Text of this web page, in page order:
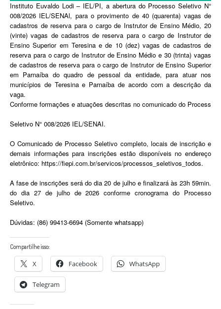
Instituto Euvaldo Lodi – IEL/PI, a abertura do Processo Seletivo N°
008/2026 IEL/SENAl, para o provimento de 40 (quarenta) vagas de
cadastros de reserva para o cargo de Instrutor de Ensino Médio, 20
(vinte) vagas de cadastros de reserva para o cargo de Instrutor de
Ensino Superior em Teresina e de 10 (dez) vagas de cadastros de
reserva para o cargo de Instrutor de Ensino Médio e 30 (trinta) vagas
de cadastros de reserva para o cargo de Instrutor de Ensino Superior
em Parnaíba do quadro de pessoal da entidade, para atuar nos
municípios de Teresina e Parnaíba de acordo com a descrição da
vaga.
Conforme formações e atuações descritas no comunicado do Process
Seletivo N° 008/2026 IEL/SENAI.
O Comunicado de Processo Seletivo completo, locais de inscrição e
demais informações para inscrições estão disponíveis no endereço
eletrônico: https://fiepi.com.br/servicos/processos_seletivos_todos.
A fase de inscrições será do dia 20 de julho e finalizará às 23h 59min.
do dia 27 de julho de 2026 conforme cronograma do Processo
Seletivo.
Dúvidas: (86) 99413-6694 (Somente whatsapp)
Compartilhe isso:
X Facebook WhatsApp
Telegram